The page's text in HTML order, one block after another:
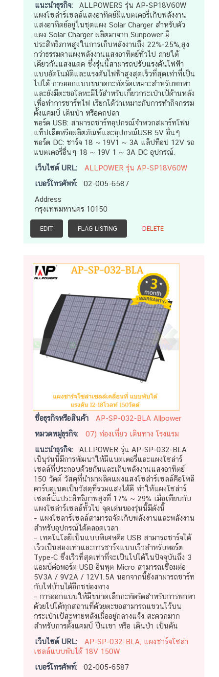
แนะนำธุรกิจ:
ALLPOWERS รุ่น AP-SP18V60W
แผงโซล่าร์เซลล์แสงอาทิตย์มีแบตเตอรี่เก็บพลังงาน
แสงอาทิตย์อยู่ในชุดแผง Solar Charger สำหรับตัว
แผง Solar Charger ผลิตมาจาก Sunpower มี
ประสิทธิภาพสูงในการเก็บพลังงานถึง 22%-25%,สูง
กว่าธรรมดาแผงพลังงานแสงอาทิตย์ทั่วไป ภายใต้
เดียวกันแสงแดด ซึ่งรุ่นนี้สามารถปรับแรงดันไฟฟ้า
แบบอัตโนมัติและแรงดันไฟฟ้าสูงสุดเร็วที่สุดเท่าที่เป็น
ไปได้ การออกแบบขนาดกะทัดรัดเหมาะสำหรับพกพา
และยังมีตะขอโลหะมีไว้สำหรับเกี่ยวกระเป๋าเป้ด้านหลัง
เพื่อทำการชาร์ทไฟ เรียกได้ว่าเหมาะกับการทำกิจกรรม
ตั้งแคมป์ เดินป่า หรือตกปลา
พอร์ต USB: สามารถชาร์ทอุปกรณ์จำพวกสมาร์ทโฟน
แท็ปเล็ตหรือผลิตภัณฑ์และอุปกรณ์USB 5V อื่นๆ
พอร์ต DC: ชาร์จ 18 ~ 19V1 ~ 3A แล็ปท็อป 12V รถ
แบตเตอรี่อื่นๆ 18 ~ 19V 1 ~ 3A DC อุปกรณ์.
เว็บไซต์ URL:
ALLPOWER รุ่น AP-SP18V60W
เบอร์โทรศัพท์:
02-005-6587
Address
กรุงเทพมหานคร 10150
EDIT FLAG LISTING DELETE
ชื่อธุรกิจหรือสินค้า
AP-SP-032-BLA Allpower
หมวดหมู่ธุรกิจ:
07) ท่องเที่ยว เดินทาง โรงแรม
แนะนำธุรกิจ:
ALLPOWER รุ่น AP-SP-032-BLA
เป็นุร่นนี่มีการพัฒนาให้มีแบตเตอรี่และแผงโซล่าร์
เซลล์ที่ประกอบด้วยกันและเก็บพลังงานแสงอาทิตย์
150 วัตต์ วัสดุที่นำมาผลิตแผงแสงโซล่าร์เซลล์คือโพลี
คาร์บอเนตเป็นวัสดุที่รวมแสงได้ดี ทำให้แผงโซล่าร์
เซลล์นั้นประสิทธิภาพสูงที่ 17% ~ 29% เมื่อเทียบกับ
แผงโซล่าร์เซลล์ทั้วไป จุดเด่นของรุ่นนี้มีดังนี้
– แผงโซลาร์เซลล์สามารถจัดเก็บพลังงานและพลังงาน
สำหรับอุปกรณ์ได้ตลอดเวลา
– เทคโนโลยีเป็นแบบพิเศษคือ USB สามารถชาร์จได้
เร็วเป็นสองเท่าและการชาร์จแบบเร็วสำหรับพอร์ต
Type-C ซึ่งเร็วที่สุดเท่าที่จะเป็นไปได้ในปัจจุบันถึง 3
แอมป์ต่อพอร์ต USB อินพุต Micro สามารถเชื่อมต่อ
5V3A / 9V2A / 12V1.5A นอกจากนี้ยังสามารถชาร์ท
กับไฟบ้านได้อีกชข่องทาง
– การออกแบบให้มีขนาดเล็กกะทัดรัดสำหรับการพกพา
ด้วยไปได้ทุกสถานที่ด้วยตะขอสามารถแขวนไว้บน
กระเป๋าเป้สะพายหลังเมื่ออยู่กลางแจ้ง สะดวกมาก
สำหรับการตั้งแคมป์ ปีนเขา หรือ เดินป่า เป็นต้น
เว็บไซต์ URL:
AP-SP-032-BLA, แผงชาร์จโซล่า
เซลล์แบบพับได้ 18V 150W
เบอร์โทรศัพท์:
02-005-6587